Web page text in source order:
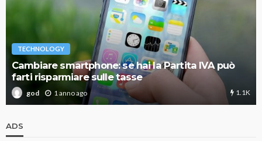
TECHNOLOGY
Cambiare smartphone: se hai la Partita IVA può
farti risparmiare sulle tasse
god 1 anno ago 1.1K
ADS